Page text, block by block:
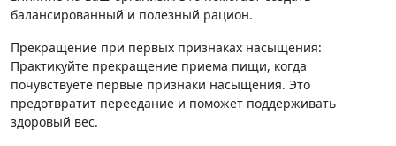
балансированный и полезный рацион.
Прекращение при первых признаках насыщения:
Практикуйте прекращение приема пищи, когда
почувствуете первые признаки насыщения. Это
предотвратит переедание и поможет поддерживать
здоровый вес.